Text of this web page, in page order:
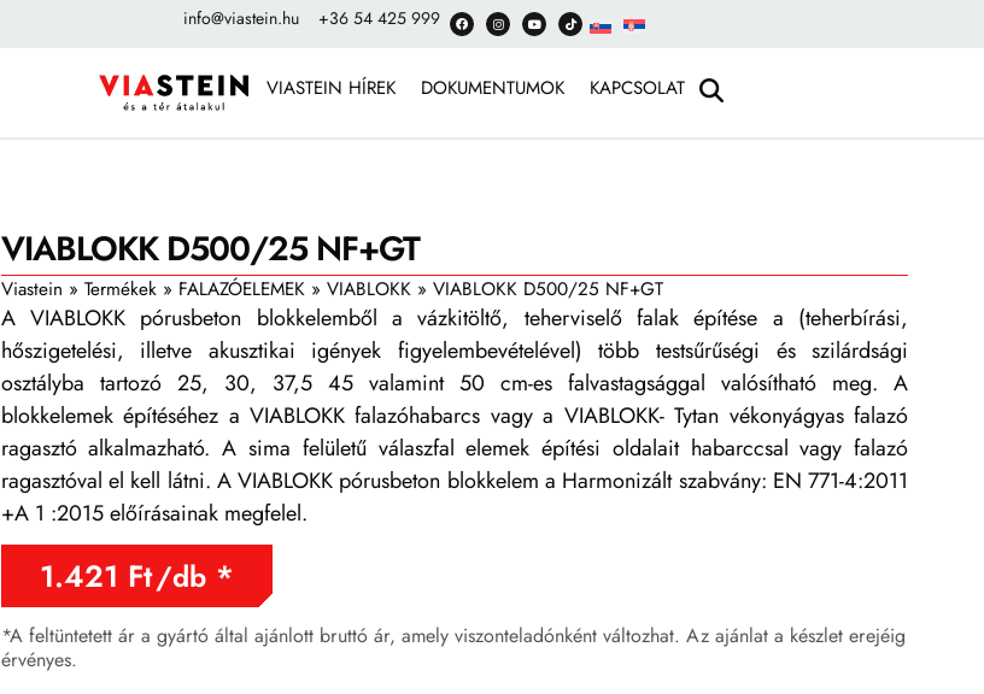
info@viastein.hu +36 54 425 999
VIASTEIN HÍREK DOKUMENTUMOK KAPCSOLAT
VIABLOKK D500/25 NF+GT
Viastein » Termékek» FALAZÓELEMEK» VIABLOKK» VIABLOKK D500/25 NF+GT
A VIABLOKK pórusbeton blokkelemből a vázkitöltő, teherviselő falak építése a (teherbírási,
hőszigetelési, illetve akusztikai igények figyelembevételével) több testsűrűségi és szilárdsági
osztályba tartozó 25, 30, 37,5 45 valamint 50 cm-es falvastagsággal valósítható meg. A
blokkelemek építéséhez a VIABLOKK falazóhabarcs vagy a VIABLOKK- Tytan vékonyágyas falazó
ragasztó alkalmazható. A sima felületű válaszfal elemek építési oldalait habarccsal vagy falazó
ragasztóval el kell látni. A VIABLOKK pórusbeton blokkelem a Harmonizált szabvány: EN 771-4:2011
+A 1 :2015 előírásainak megfelel.
1.421 Ft/db
*A feltüntetett ár a gyártó által ajánlott bruttó ár, amely viszonteladónként változhat. Az ajánlat a készlet erejéig
érvényes.